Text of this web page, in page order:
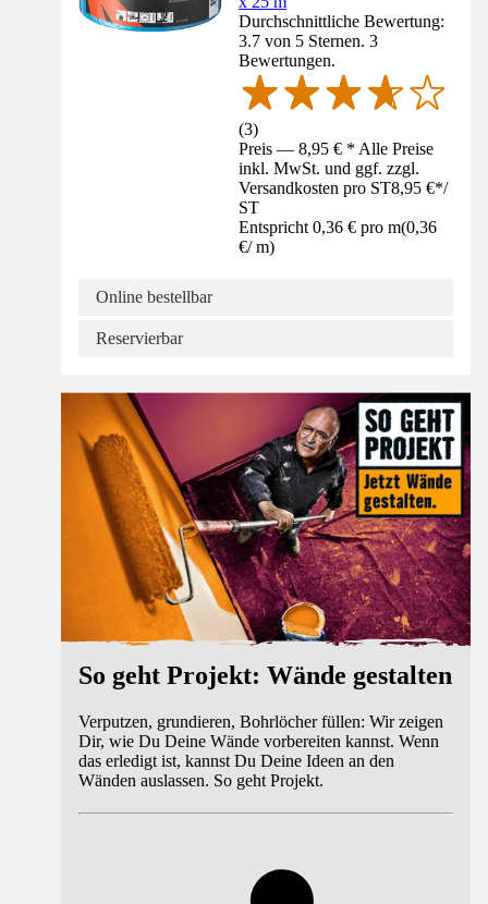
Durchschnittliche Bewertung:
3.7 von 5 Sternen. 3
Bewertungen.
(3)
Preis — 8,95 € * Alle Preise
inkl. MwSt. und ggf. zzgl.
Versandkosten pro ST8,95 €*/
ST
Entspricht 0,36 € pro m(0,36
€/ m)
Online bestellbar
Reservierbar
So geht Projekt: Wände gestalten
Verputzen, grundieren, Bohrlöcher füllen: Wir zeigen
Dir, wie Du Deine Wände vorbereiten kannst. Wenn
das erledigt ist, kannst Du Deine Ideen an den
Wänden auslassen. So geht Projekt.